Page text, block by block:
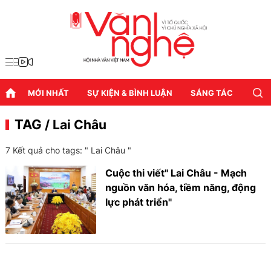
MỚI NHẤT SỰ KIỆN & BÌNH LUẬN SÁNG TÁC
TAG / Lai Châu
7 Kết quả cho tags: " Lai Châu "
Cuộc thi viết" Lai Châu - Mạch
nguồn văn hóa, tiềm năng, động
lực phát triển"